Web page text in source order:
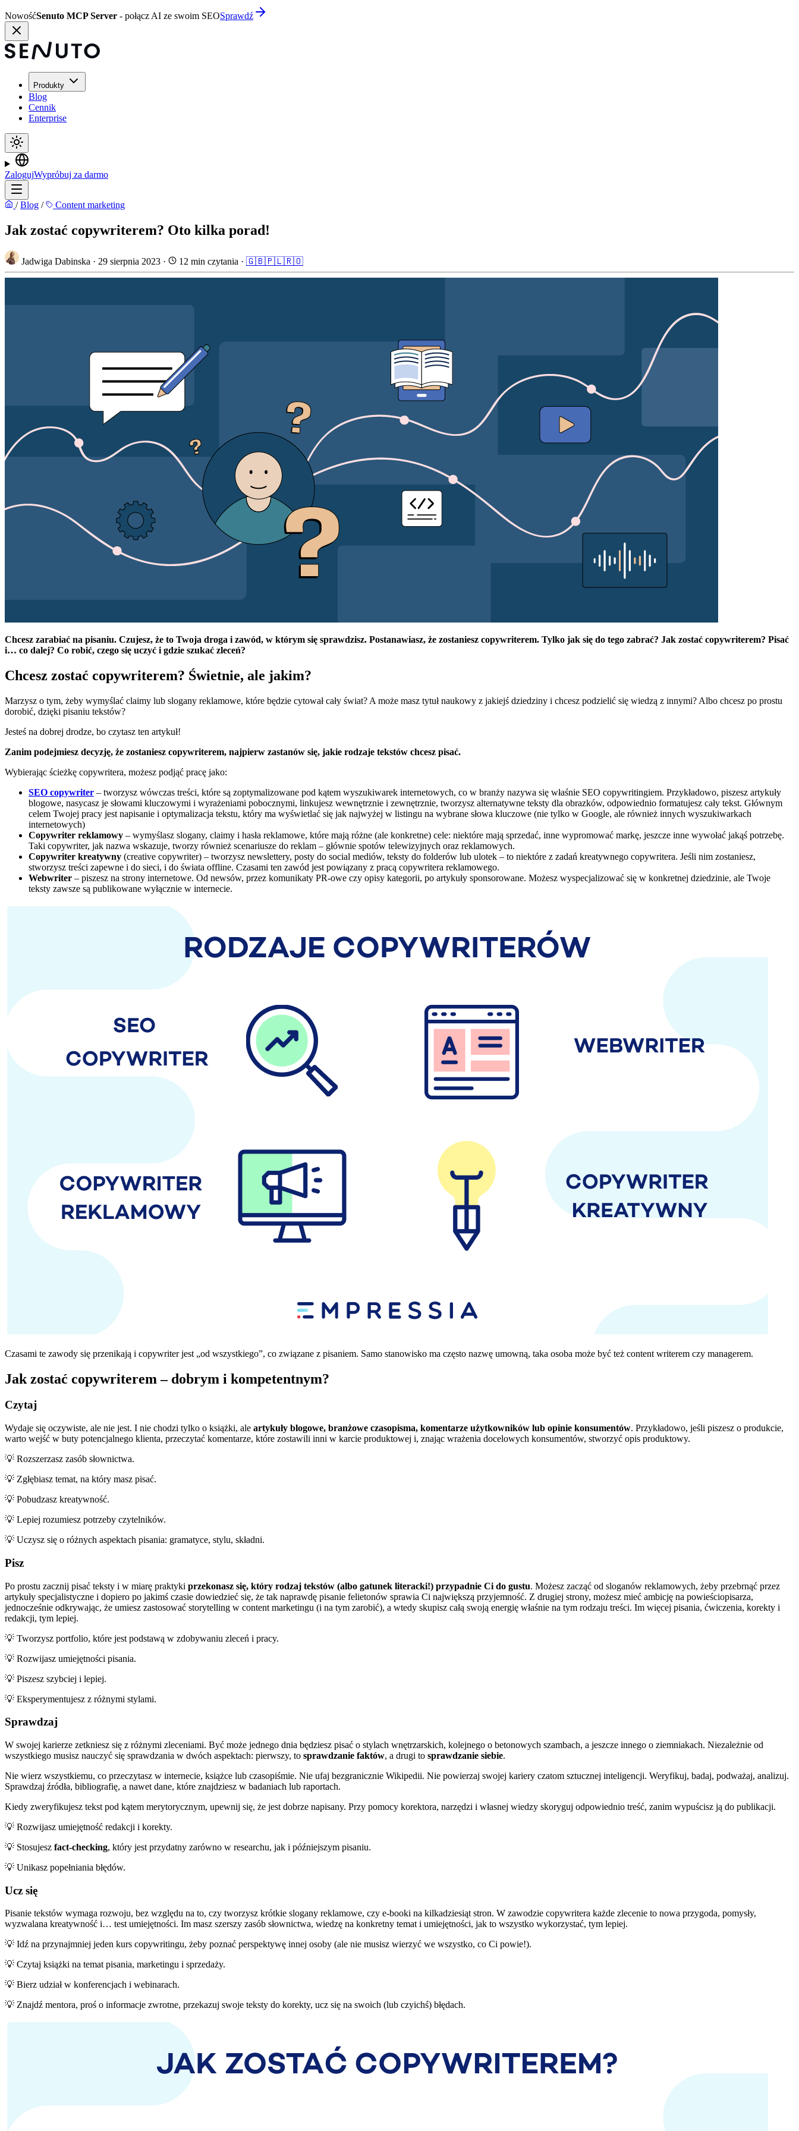
NowośćSenuto MCP Server - połącz AI ze swoim SEOSprawdź
Produkty
Blog
Cennik
Enterprise
ZalogujWypróbuj za darmo
/ Blog / Content marketing
Jak zostać copywriterem? Oto kilka porad!
Jadwiga Dabinska · 29 sierpnia 2023 · 12 min czytania · 🇬🇧🇵🇱🇷🇴
Chcesz zarabiać na pisaniu. Czujesz, że to Twoja droga i zawód, w którym się sprawdzisz. Postanawiasz, że zostaniesz copywriterem. Tylko jak się do tego zabrać? Jak zostać copywriterem? Pisać
i… co dalej? Co robić, czego się uczyć i gdzie szukać zleceń?
Chcesz zostać copywriterem? Świetnie, ale jakim?
Marzysz o tym, żeby wymyślać claimy lub slogany reklamowe, które będzie cytował cały świat? A może masz tytuł naukowy z jakiejś dziedziny i chcesz podzielić się wiedzą z innymi? Albo chcesz po prostu
dorobić, dzięki pisaniu tekstów?
Jesteś na dobrej drodze, bo czytasz ten artykuł!
Zanim podejmiesz decyzję, że zostaniesz copywriterem, najpierw zastanów się, jakie rodzaje tekstów chcesz pisać.
Wybierając ścieżkę copywritera, możesz podjąć pracę jako:
SEO copywriter – tworzysz wówczas treści, które są zoptymalizowane pod kątem wyszukiwarek internetowych, co w branży nazywa się właśnie SEO copywritingiem. Przykładowo, piszesz artykuły
blogowe, nasycasz je słowami kluczowymi i wyrażeniami pobocznymi, linkujesz wewnętrznie i zewnętrznie, tworzysz alternatywne teksty dla obrazków, odpowiednio formatujesz cały tekst. Głównym
celem Twojej pracy jest napisanie i optymalizacja tekstu, który ma wyświetlać się jak najwyżej w listingu na wybrane słowa kluczowe (nie tylko w Google, ale również innych wyszukiwarkach
internetowych)
Copywriter reklamowy – wymyślasz slogany, claimy i hasła reklamowe, które mają różne (ale konkretne) cele: niektóre mają sprzedać, inne wypromować markę, jeszcze inne wywołać jakąś potrzebę.
Taki copywriter, jak nazwa wskazuje, tworzy również scenariusze do reklam – głównie spotów telewizyjnych oraz reklamowych.
Copywriter kreatywny (creative copywriter) – tworzysz newslettery, posty do social mediów, teksty do folderów lub ulotek – to niektóre z zadań kreatywnego copywritera. Jeśli nim zostaniesz,
stworzysz treści zapewne i do sieci, i do świata offline. Czasami ten zawód jest powiązany z pracą copywritera reklamowego.
Webwriter – piszesz na strony internetowe. Od newsów, przez komunikaty PR-owe czy opisy kategorii, po artykuły sponsorowane. Możesz wyspecjalizować się w konkretnej dziedzinie, ale Twoje
teksty zawsze są publikowane wyłącznie w internecie.
Czasami te zawody się przenikają i copywriter jest „od wszystkiego”, co związane z pisaniem. Samo stanowisko ma często nazwę umowną, taka osoba może być też content writerem czy managerem.
Jak zostać copywriterem – dobrym i kompetentnym?
Czytaj
Wydaje się oczywiste, ale nie jest. I nie chodzi tylko o książki, ale artykuły blogowe, branżowe czasopisma, komentarze użytkowników lub opinie konsumentów. Przykładowo, jeśli piszesz o produkcie,
warto wejść w buty potencjalnego klienta, przeczytać komentarze, które zostawili inni w karcie produktowej i, znając wrażenia docelowych konsumentów, stworzyć opis produktowy.
💡 Rozszerzasz zasób słownictwa.
💡 Zgłębiasz temat, na który masz pisać.
💡 Pobudzasz kreatywność.
💡 Lepiej rozumiesz potrzeby czytelników.
💡 Uczysz się o różnych aspektach pisania: gramatyce, stylu, składni.
Pisz
Po prostu zacznij pisać teksty i w miarę praktyki przekonasz się, który rodzaj tekstów (albo gatunek literacki!) przypadnie Ci do gustu. Możesz zacząć od sloganów reklamowych, żeby przebrnąć przez
artykuły specjalistyczne i dopiero po jakimś czasie dowiedzieć się, że tak naprawdę pisanie felietonów sprawia Ci największą przyjemność. Z drugiej strony, możesz mieć ambicję na powieściopisarza,
jednocześnie odkrywając, że umiesz zastosować storytelling w content marketingu (i na tym zarobić), a wtedy skupisz całą swoją energię właśnie na tym rodzaju treści. Im więcej pisania, ćwiczenia, korekty i
redakcji, tym lepiej.
💡 Tworzysz portfolio, które jest podstawą w zdobywaniu zleceń i pracy.
💡 Rozwijasz umiejętności pisania.
💡 Piszesz szybciej i lepiej.
💡 Eksperymentujesz z różnymi stylami.
Sprawdzaj
W swojej karierze zetkniesz się z różnymi zleceniami. Być może jednego dnia będziesz pisać o stylach wnętrzarskich, kolejnego o betonowych szambach, a jeszcze innego o ziemniakach. Niezależnie od
wszystkiego musisz nauczyć się sprawdzania w dwóch aspektach: pierwszy, to sprawdzanie faktów, a drugi to sprawdzanie siebie.
Nie wierz wszystkiemu, co przeczytasz w internecie, książce lub czasopiśmie. Nie ufaj bezgranicznie Wikipedii. Nie powierzaj swojej kariery czatom sztucznej inteligencji. Weryfikuj, badaj, podważaj, analizuj.
Sprawdzaj źródła, bibliografię, a nawet dane, które znajdziesz w badaniach lub raportach.
Kiedy zweryfikujesz tekst pod kątem merytorycznym, upewnij się, że jest dobrze napisany. Przy pomocy korektora, narzędzi i własnej wiedzy skoryguj odpowiednio treść, zanim wypuścisz ją do publikacji.
💡 Rozwijasz umiejętność redakcji i korekty.
💡 Stosujesz fact-checking, który jest przydatny zarówno w researchu, jak i późniejszym pisaniu.
💡 Unikasz popełniania błędów.
Ucz się
Pisanie tekstów wymaga rozwoju, bez względu na to, czy tworzysz krótkie slogany reklamowe, czy e-booki na kilkadziesiąt stron. W zawodzie copywritera każde zlecenie to nowa przygoda, pomysły,
wyzwalana kreatywność i… test umiejętności. Im masz szerszy zasób słownictwa, wiedzę na konkretny temat i umiejętności, jak to wszystko wykorzystać, tym lepiej.
💡 Idź na przynajmniej jeden kurs copywritingu, żeby poznać perspektywę innej osoby (ale nie musisz wierzyć we wszystko, co Ci powie!).
💡 Czytaj książki na temat pisania, marketingu i sprzedaży.
💡 Bierz udział w konferencjach i webinarach.
💡 Znajdź mentora, proś o informacje zwrotne, przekazuj swoje teksty do korekty, ucz się na swoich (lub czyichś) błędach.